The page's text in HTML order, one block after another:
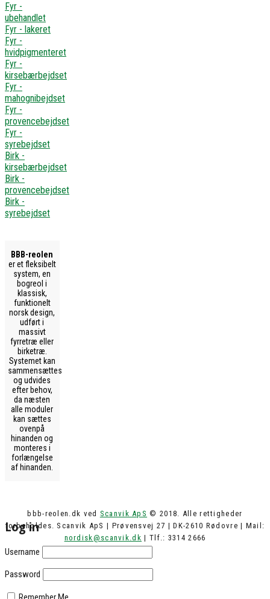
Fyr -
ubehandlet
Fyr - lakeret
Fyr -
hvidpigmenteret
Fyr -
kirsebærbejdset
Fyr -
mahognibejdset
Fyr -
provencebejdset
Fyr -
syrebejdset
Birk -
kirsebærbejdset
Birk -
provencebejdset
Birk -
syrebejdset
BBB-reolen
er et fleksibelt
system, en
bogreol i
klassisk,
funktionelt
norsk design,
udført i
massivt
fyrretræ eller
birketræ.
Systemet kan
sammensættes
og udvides
efter behov,
da næsten
alle moduler
kan sættes
ovenpå
hinanden og
monteres i
forlængelse
af hinanden.
bbb-reolen.dk ved Scanvik ApS © 2018. Alle rettigheder
forbeholdes. Scanvik ApS | Prøvensvej 27 | DK-2610 Rødovre | Mail:
nordisk@scanvik.dk | Tlf.: 3314 2666
Log in
Username
Password